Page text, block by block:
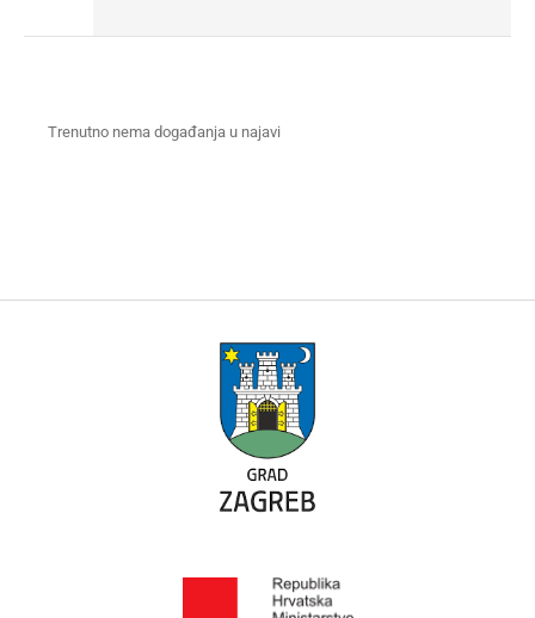
Trenutno nema događanja u najavi